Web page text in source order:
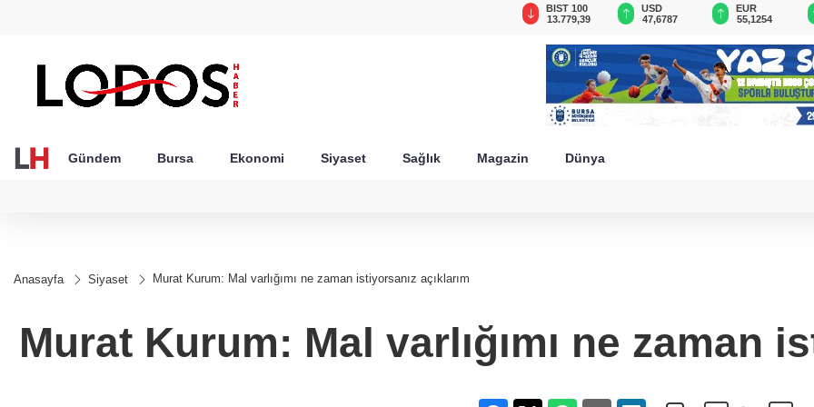
BIST 100
13.779,39
USD
47,6787
EUR
55,1254
Gündem Bursa Ekonomi Siyaset Sağlık Magazin Dünya
Anasayfa Siyaset Murat Kurum: Mal varlığımı ne zaman istiyorsanız açıklarım
Murat Kurum: Mal varlığımı ne zaman